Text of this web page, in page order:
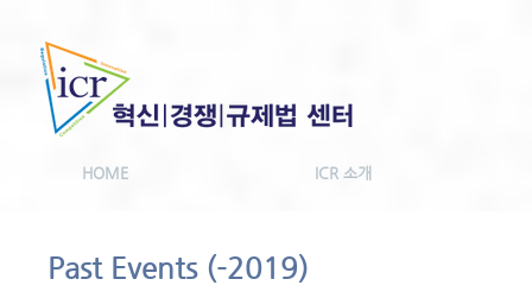
HOME ICR 소개
Past Events (-2019)